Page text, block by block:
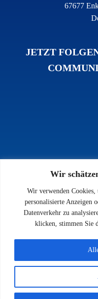
Wir
Wir verwenden Cookies,
personalisierte Anzeigen
Datenverkehr zu
klicken, stimmen Sie
67677
JETZT
© 2026 SV